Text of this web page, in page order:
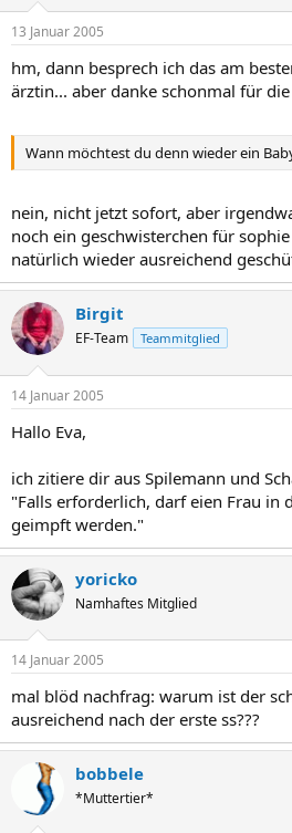
13 Januar 2005
hm, dann besprech ich das am
ärztin... aber danke schonmal für
Wann möchtest du denn wieder ein
nein, nicht jetzt sofort, aber
noch ein geschwisterchen für
natürlich wieder ausreichend
Birgit
EF-Team Teammitglied
14 Januar 2005
Hallo Eva,
ich zitiere dir aus Spilemann und
"Falls erforderlich, darf eien Frau in
geimpft werden."
yoricko
Namhaftes Mitglied
14 Januar 2005
mal blöd nachfrag: warum ist der
ausreichend nach der erste ss???
bobbele
*Muttertier*